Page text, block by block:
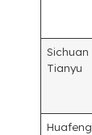
Sichuan
Tianyu
Huafeng